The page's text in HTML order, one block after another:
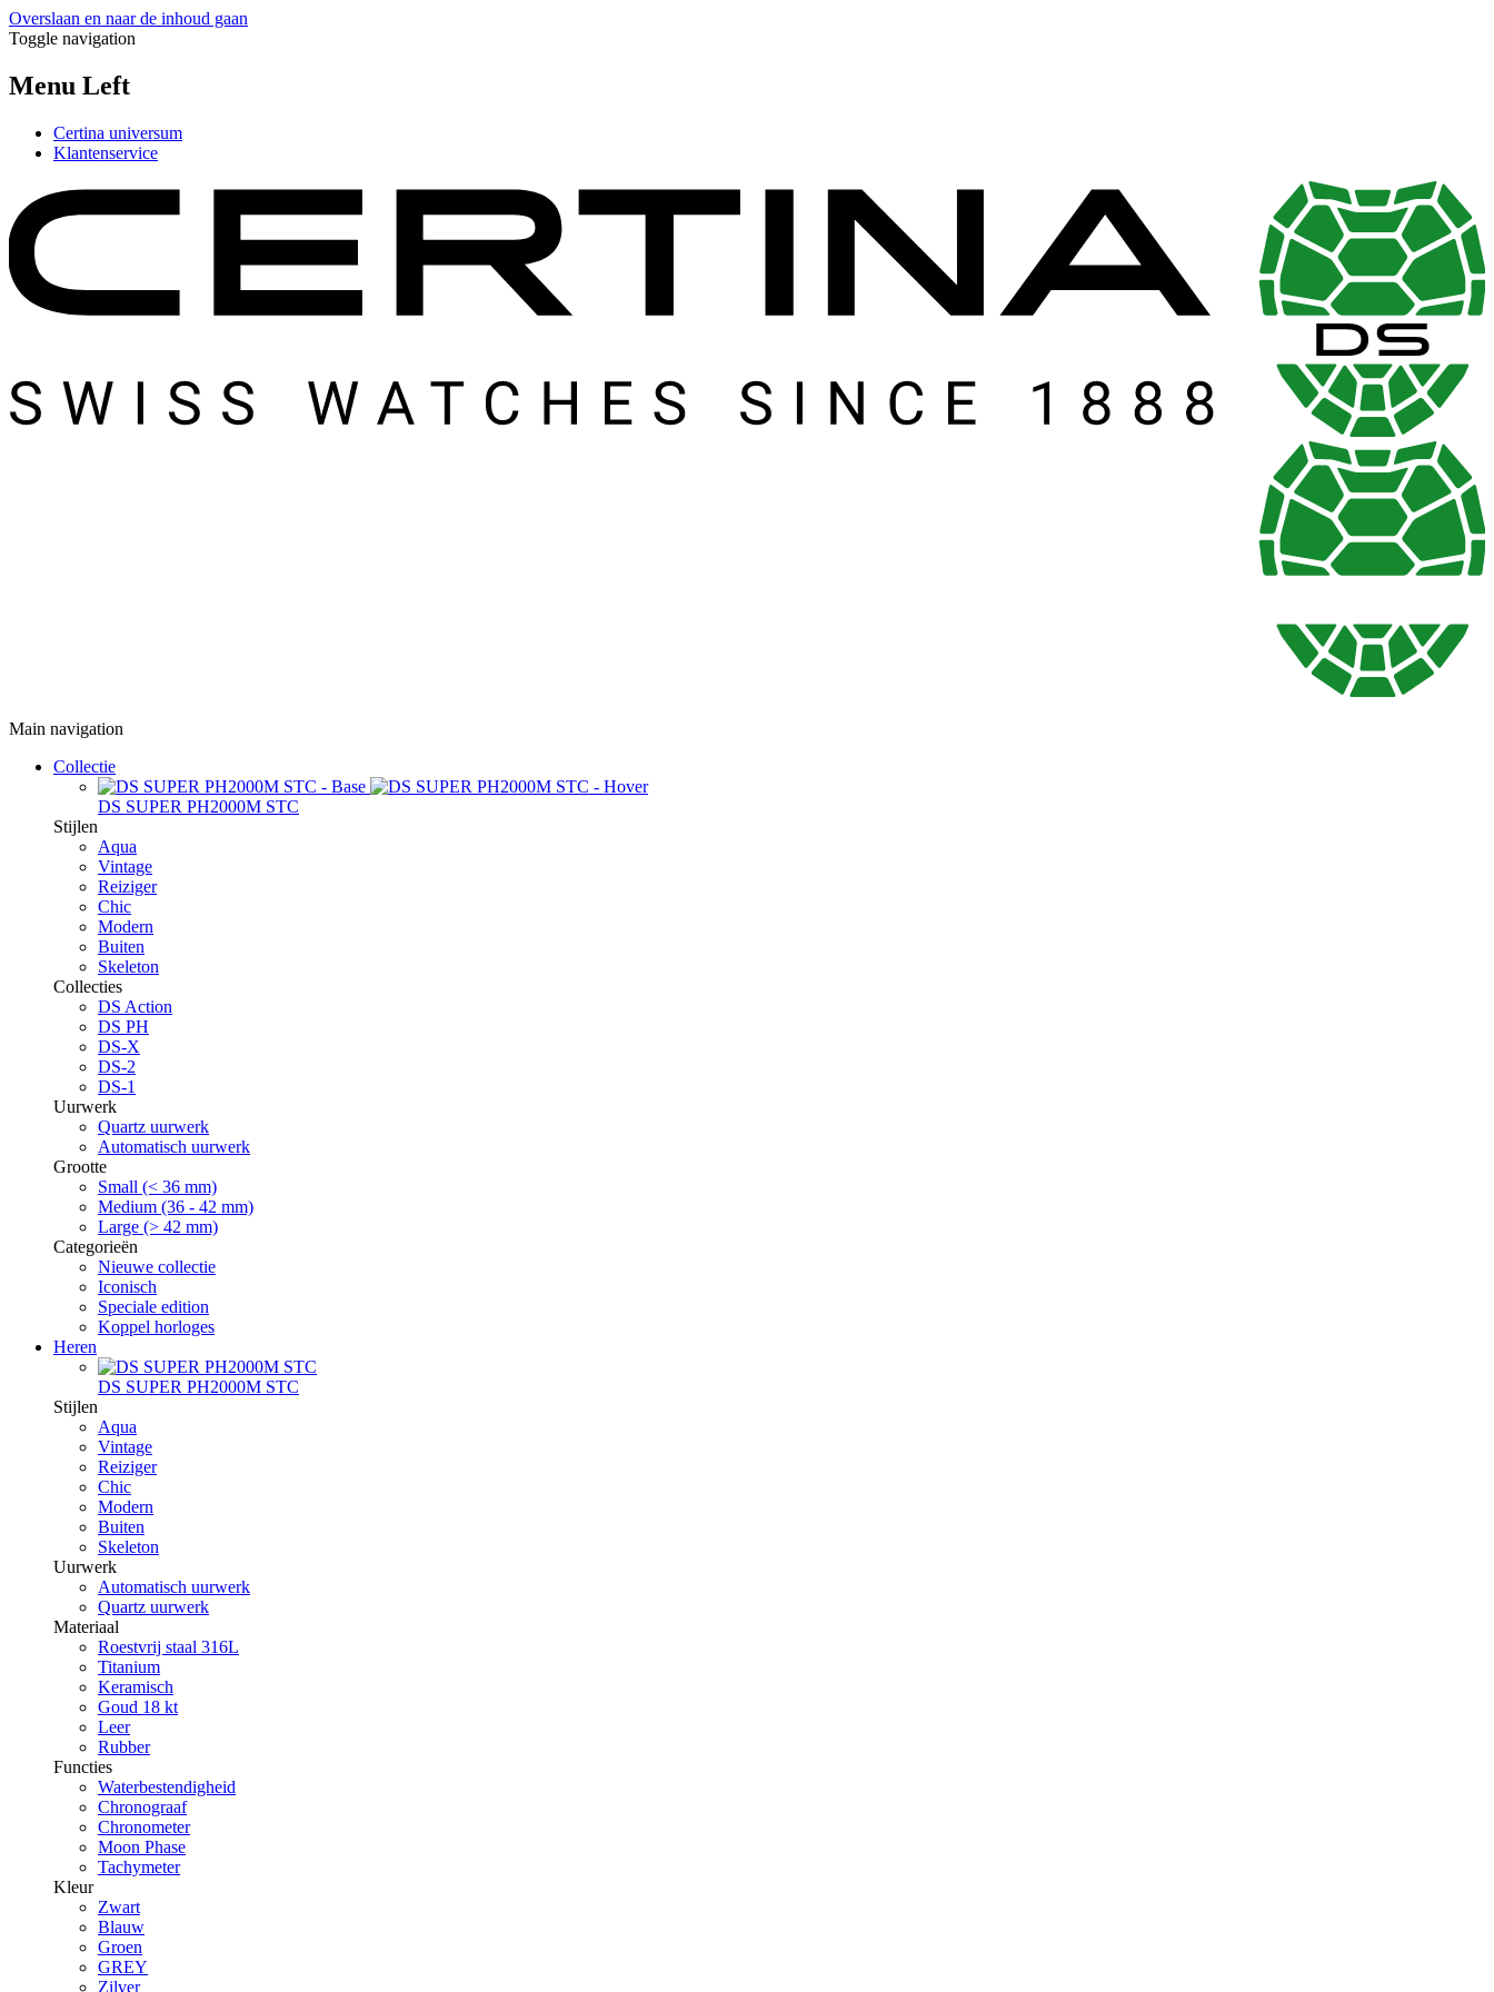
Overslaan en naar de inhoud gaan
Toggle navigation
Menu Left
Certina universum
Klantenservice
Main navigation
Collectie
DS SUPER PH2000M STC
Stijlen
Aqua
Vintage
Reiziger
Chic
Modern
Buiten
Skeleton
Collecties
DS Action
DS PH
DS-X
DS-2
DS-1
Uurwerk
Quartz uurwerk
Automatisch uurwerk
Grootte
Small (< 36 mm)
Medium (36 - 42 mm)
Large (> 42 mm)
Categorieën
Nieuwe collectie
Iconisch
Speciale edition
Koppel horloges
Heren
DS SUPER PH2000M STC
Stijlen
Aqua
Vintage
Reiziger
Chic
Modern
Buiten
Skeleton
Uurwerk
Automatisch uurwerk
Quartz uurwerk
Materiaal
Roestvrij staal 316L
Titanium
Keramisch
Goud 18 kt
Leer
Rubber
Functies
Waterbestendigheid
Chronograaf
Chronometer
Moon Phase
Tachymeter
Kleur
Zwart
Blauw
Groen
GREY
Zilver